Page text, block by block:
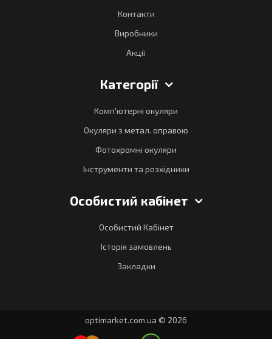
Контакти
Виробники
Акції
Категорії
Комп'ютерні окуляри
Окуляри з метал. оправою
Фотохромні окуляри
Інструменти та розхідники
Особистий кабінет
Особистий Кабінет
Історія замовлень
Закладки
optimarket.com.ua © 2026